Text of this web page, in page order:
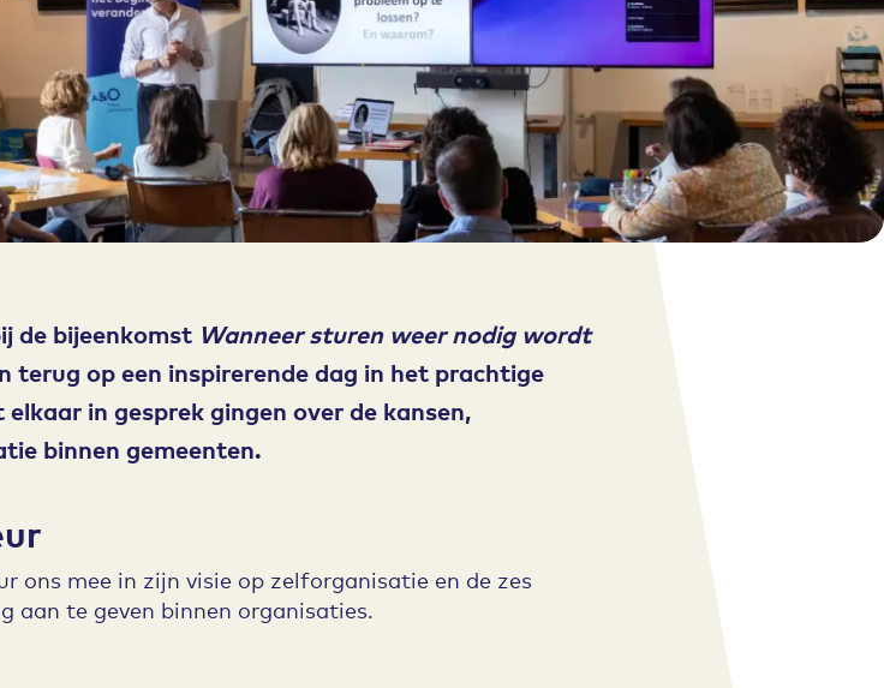
de bijeenkomst Wanneer sturen weer nodig wordt
terug op een inspirerende dag in het prachtige
in gesprek gingen over de kansen,
binnen gemeenten.
ons mee in zijn visie op zelforganisatie en de zes
aan te geven binnen organisaties.